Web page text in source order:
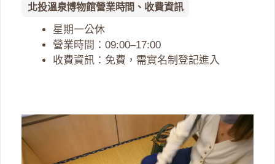
北投溫泉博物館營業時間、收費資訊
星期一公休
營業時間：09:00–17:00
收費資訊：免費，需實名制登記進入